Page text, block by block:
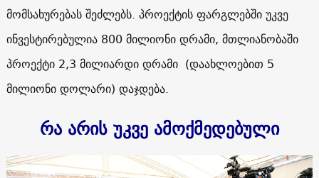
მომსახურებას შეძლებს. პროექტის ფარგლებში უკვე
ინვესტირებულია 800 მილიონი დრამი, მთლიანობაში
პროექტი 2,3 მილიარდი დრამი (დაახლოებით 5
მილიონი დოლარი) დაჯდება.
რა არის უკვე ამოქმედებული